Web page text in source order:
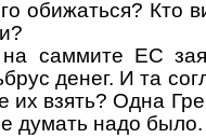
обижаться? Кто
саммите ЕС
денег. И та
их взять? Одна
думать надо